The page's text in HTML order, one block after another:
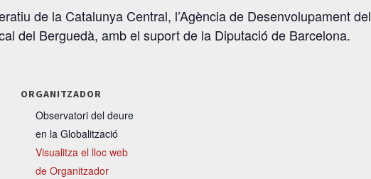
de la Catalunya Central, l’Agència de Desenvolupament del
del Berguedà, amb el suport de la Diputació de Barcelona.
ORGANITZADOR
Observatori del deure
en la Globalització
Visualitza el lloc web
de Organitzador